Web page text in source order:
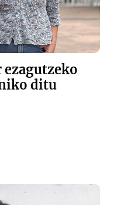
ezagutzeko
ditu